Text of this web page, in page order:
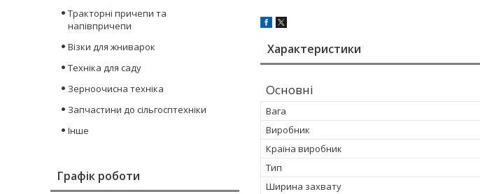
Характеристики
Основні
Вага
Виробник
Країна виробник
Тип
Ширина захвату
Тракторні причепи та
напівпричепи
Візки для жниварок
Техніка для саду
Зерноочисна техніка
Запчастини до сільгосптехніки
Інше
Графік роботи